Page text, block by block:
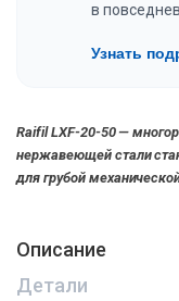
в
Узнать
Raifil LXF-20-50 —
нержавеющей стали
для грубой
Описание
Детали